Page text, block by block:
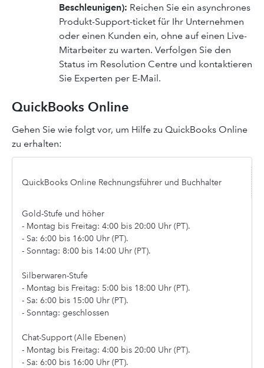
Beschleunigen): Reichen Sie ein asynchrones
Produkt-Support-ticket für Ihr Unternehmen
oder einen Kunden ein, ohne auf einen Live-
Mitarbeiter zu warten. Verfolgen Sie den
Status im Resolution Centre und kontaktieren
Sie Experten per E-Mail.
QuickBooks Online
Gehen Sie wie folgt vor, um Hilfe zu QuickBooks Online
zu erhalten:
QuickBooks Online Rechnungsführer und Buchhalter
Gold-Stufe und höher
- Montag bis Freitag: 4:00 bis 20:00 Uhr (PT).
- Sa: 6:00 bis 16:00 Uhr (PT).
- Sonntag: 8:00 bis 14:00 Uhr (PT).
Silberwaren-Stufe
- Montag bis Freitag: 5:00 bis 18:00 Uhr (PT).
- Sa: 6:00 bis 15:00 Uhr (PT).
- Sonntag: geschlossen
Chat-Support (Alle Ebenen)
- Montag bis Freitag: 4:00 bis 20:00 Uhr (PT).
- Sa: 6:00 bis 16:00 Uhr (PT).